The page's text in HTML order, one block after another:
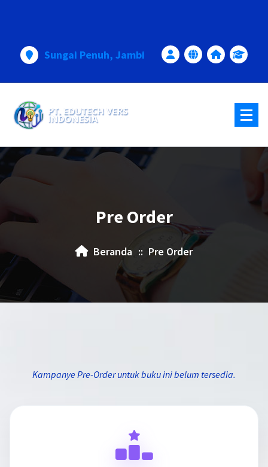
Sungai Penuh, Jambi
Pre Order
Beranda :: Pre Order
Kampanye Pre-Order untuk buku ini belum tersedia.